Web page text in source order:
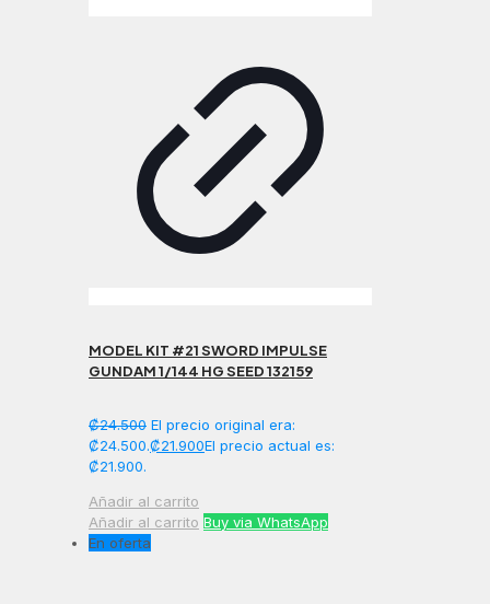
MODEL KIT #21 SWORD IMPULSE
GUNDAM 1/144 HG SEED 132159
₡24.500 El precio original era:
₡24.500.₡21.900El precio actual es:
₡21.900.
Añadir al carrito
Añadir al carrito Buy via WhatsApp
En oferta